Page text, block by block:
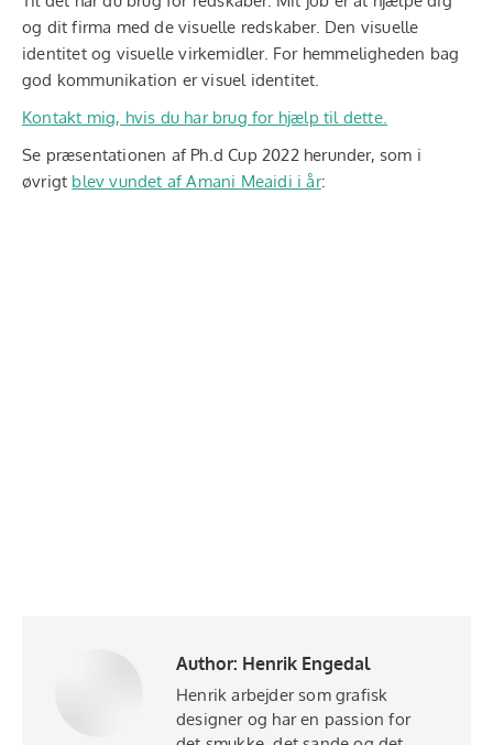
og dit firma med de visuelle redskaber. Den visuelle
identitet og visuelle virkemidler. For hemmeligheden bag
god kommunikation er visuel identitet.
Kontakt mig, hvis du har brug for hjælp til dette.
Se præsentationen af Ph.d Cup 2022 herunder, som i
øvrigt blev vundet af Amani Meaidi i år:
Author: Henrik Engedal
Henrik arbejder som grafisk
designer og har en passion for